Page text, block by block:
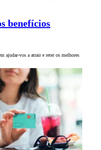
benefícios
ajudar-vos a atrair e reter os melhores